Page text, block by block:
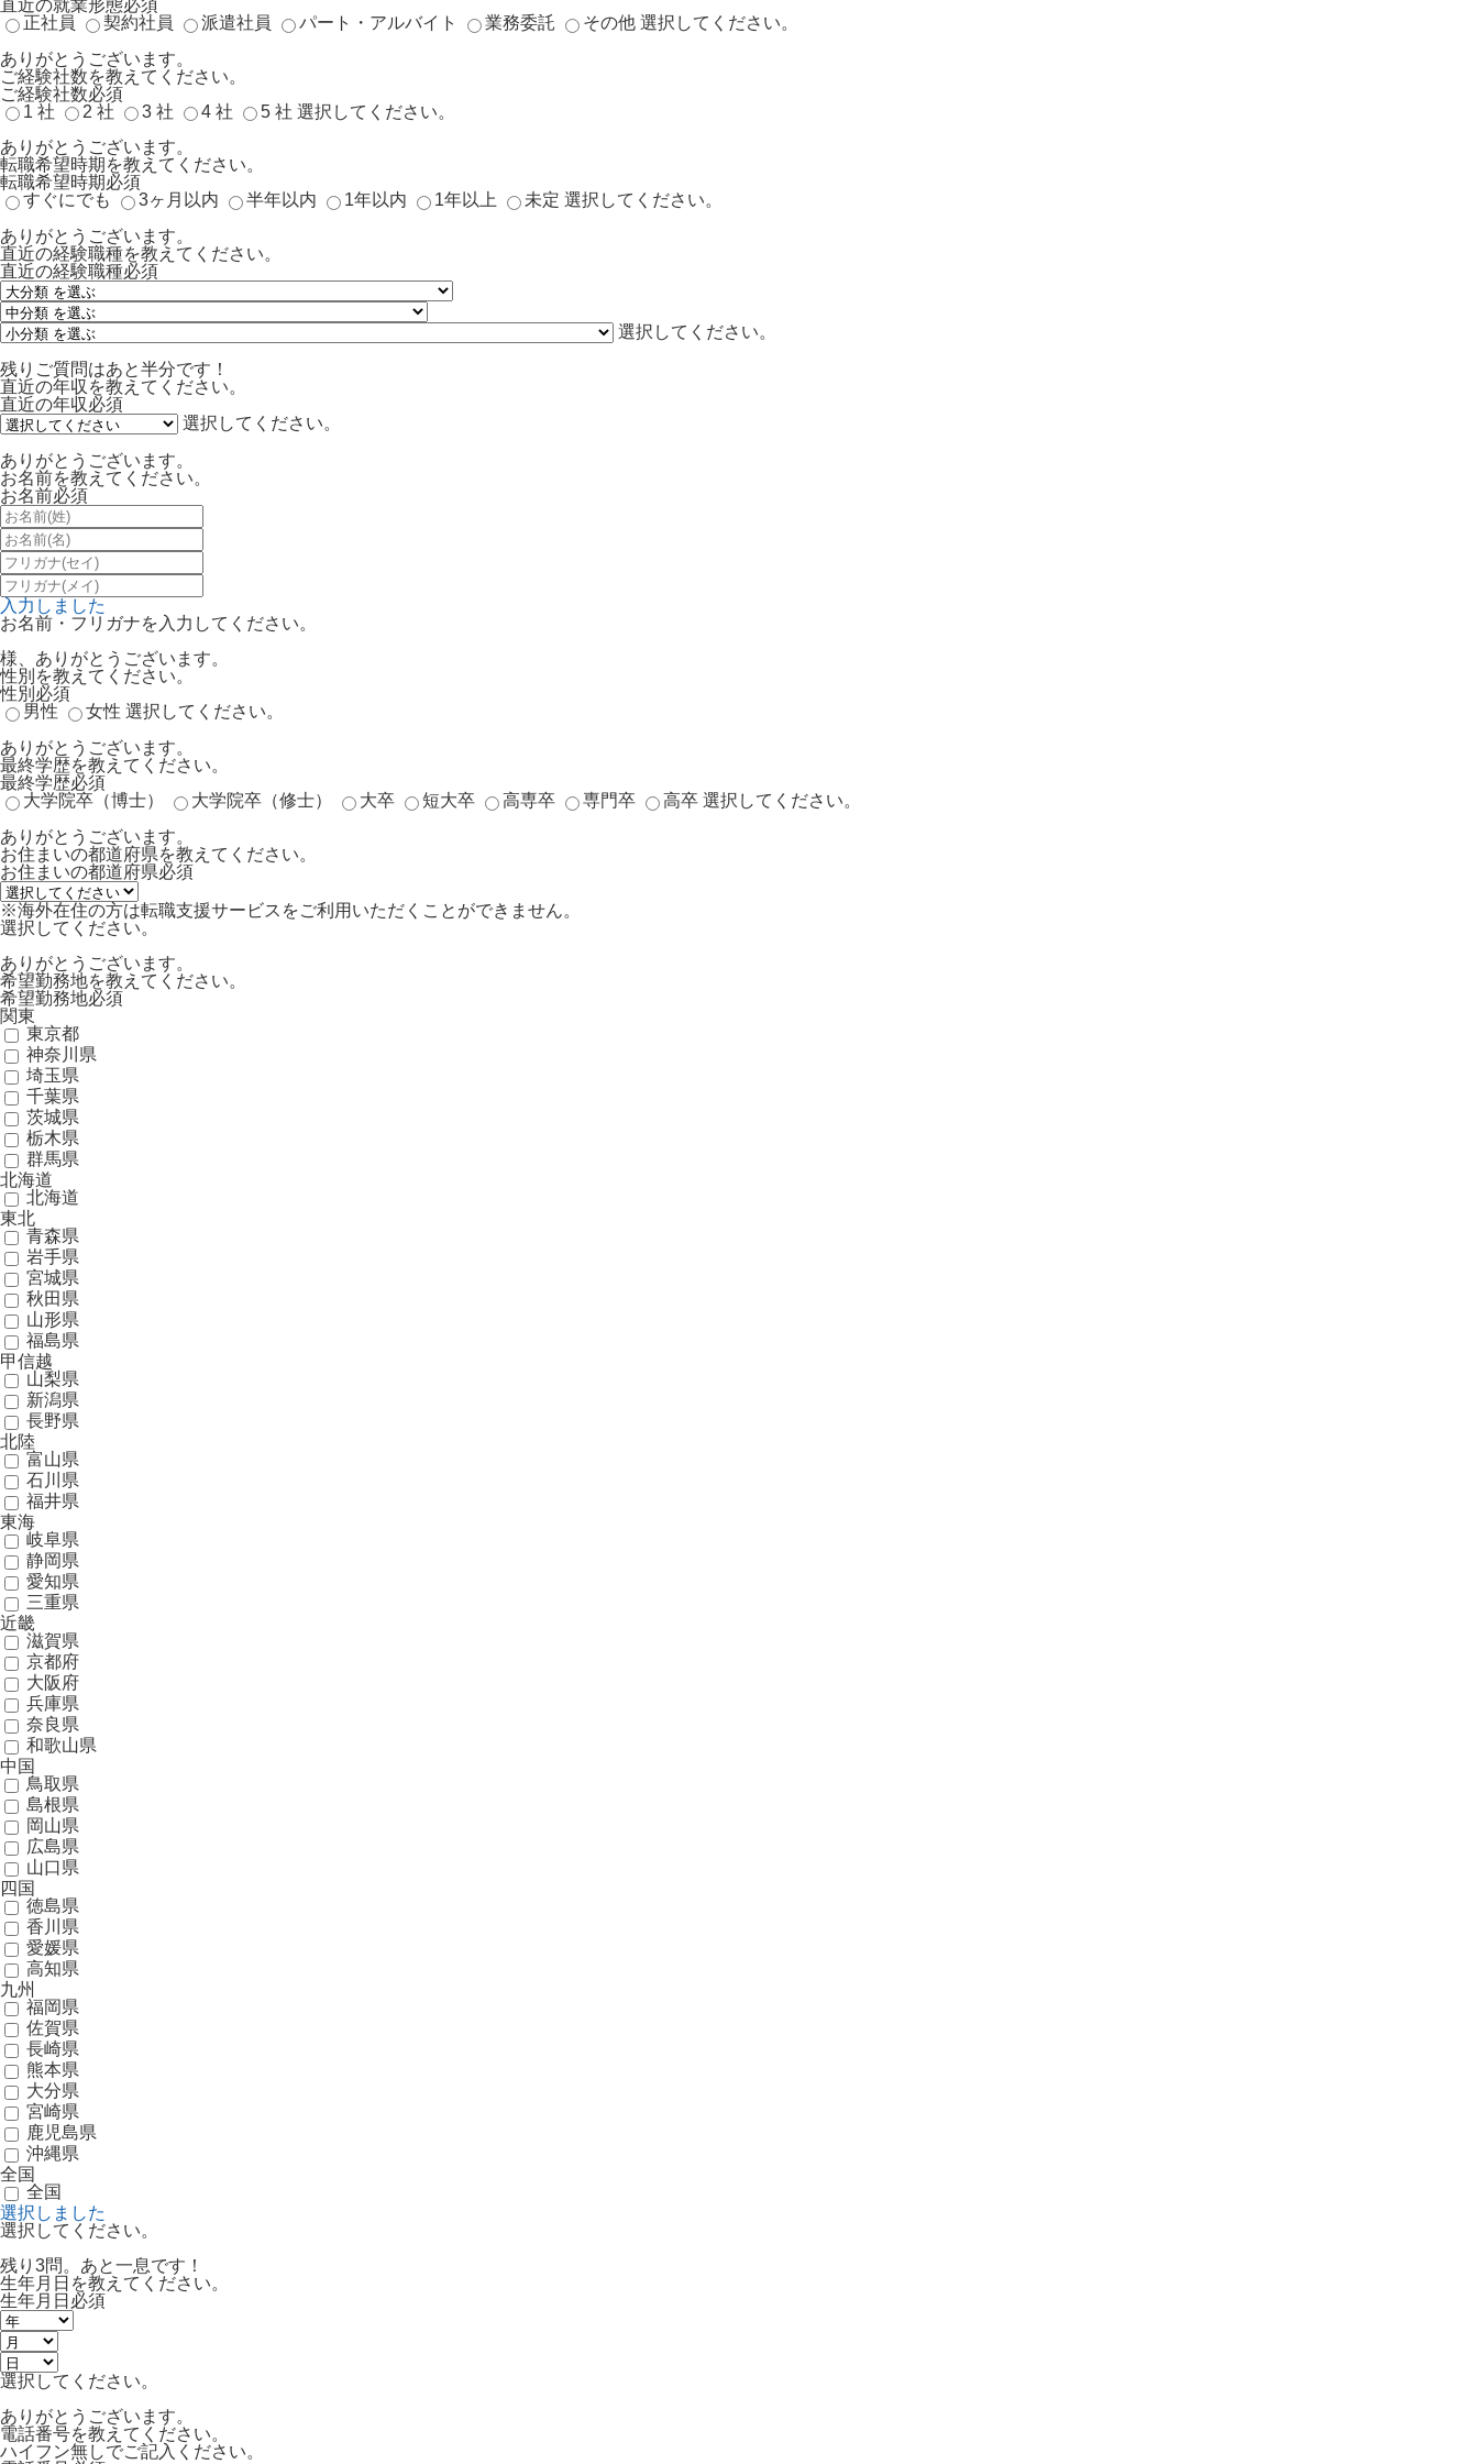
直近の就業形態必須
正社員
契約社員 派遣社員 パート・アルバイト 業務委託 その他 選択してください。
ありがとうございます。
ご経験社数を教えてください。
ご経験社数必須
1 社
2 社 3 社 4 社 5 社 選択してください。
ありがとうございます。
転職希望時期を教えてください。
転職希望時期必須
すぐにでも
3ヶ月以内 半年以内 1年以内 1年以上 未定 選択してください。
ありがとうございます。
直近の経験職種を教えてください。
直近の経験職種必須
選択してください。
残りご質問はあと半分です！
直近の年収を教えてください。
直近の年収必須
選択してください。
ありがとうございます。
お名前を教えてください。
お名前必須
入力しました
お名前・フリガナを入力してください。
様、ありがとうございます。
性別を教えてください。
性別 必須
男性
女性 選択してください。
ありがとうございます。
最終学歴を教えてください。
最終学歴必須
大学院卒（博士）
大学院卒（修士） 大卒 短大卒 高専卒 専門卒 高卒 選択してください。
ありがとうございます。
お住まいの都道府県を教えてください。
お住まいの都道府県必須
※海外在住の方は転職支援サービスをご利用いただくことができません。
選択してください。
ありがとうございます。
希望勤務地を教えてください。
希望勤務地必須
関東
東京都
神奈川県
埼玉県
千葉県
茨城県
栃木県
群馬県
北海道
北海道
東北
青森県
岩手県
宮城県
秋田県
山形県
福島県
甲信越
山梨県
新潟県
長野県
北陸
富山県
石川県
福井県
東海
岐阜県
静岡県
愛知県
三重県
近畿
滋賀県
京都府
大阪府
兵庫県
奈良県
和歌山県
中国
鳥取県
島根県
岡山県
広島県
山口県
四国
徳島県
香川県
愛媛県
高知県
九州
福岡県
佐賀県
長崎県
熊本県
大分県
宮崎県
鹿児島県
沖縄県
全国
全国
選択しました
選択してください。
残り3問。あと一息です！
生年月日を教えてください。
生年月日 必須
選択してください。
ありがとうございます。
電話番号を教えてください。
ハイフン無しでご記入ください。